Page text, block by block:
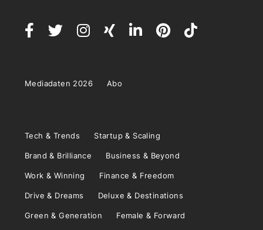
Mediadaten 2026 Abo
Tech & Trends Startup & Scaling
Brand & Brilliance Business & Beyond
Work & Winning Finance & Freedom
Drive & Dreams Deluxe & Destinations
Green & Generation Female & Forward